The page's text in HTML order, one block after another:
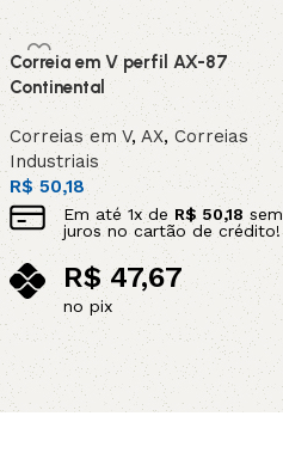
Correia em V perfil AX-87
Continental
Correias em V, AX, Correias
Industriais
R$50,18
Em até1x de R$50,18 sem
juros no cartão de crédito!
R$47,67
no pix
Adicionar ao carrinho